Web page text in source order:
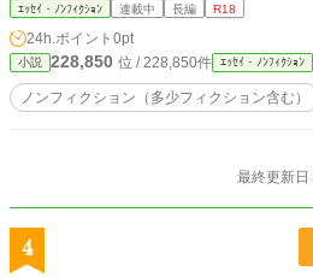
ｴｯｾｲ・ﾉﾝﾌｨｸｼｮﾝ 連載中 長編 R18
24h.ポイント 0pt
小説 228,850 位 / 228,850件 ｴｯｾｲ・ﾉﾝﾌｨｸｼｮﾝ
ノンフィクション（多少フィクション含む）
最終更新
4